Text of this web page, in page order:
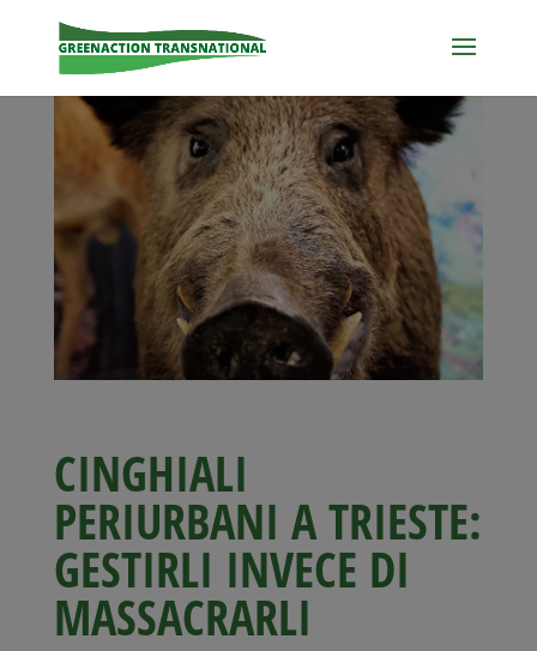
CINGHIALI
PERIURBANI A TRIESTE:
GESTIRLI INVECE DI
MASSACRARLI